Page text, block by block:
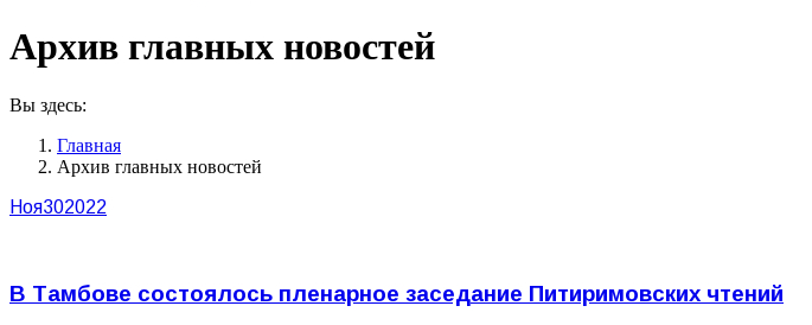
Архив главных новостей
Вы здесь:
Главная
Архив главных новостей
Ноя302022
В Тамбове состоялось пленарное заседание Питиримовских чтений